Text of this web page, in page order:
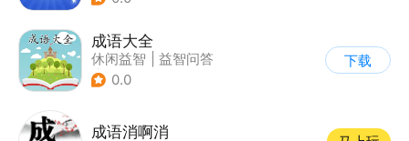
成语大全
休闲益智
益智问答
| 成语
0.0
下载
成语消啊消